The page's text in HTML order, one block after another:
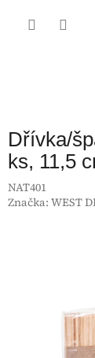
Dřívka/
ks, 11,5
NAT401
Značka: WEST